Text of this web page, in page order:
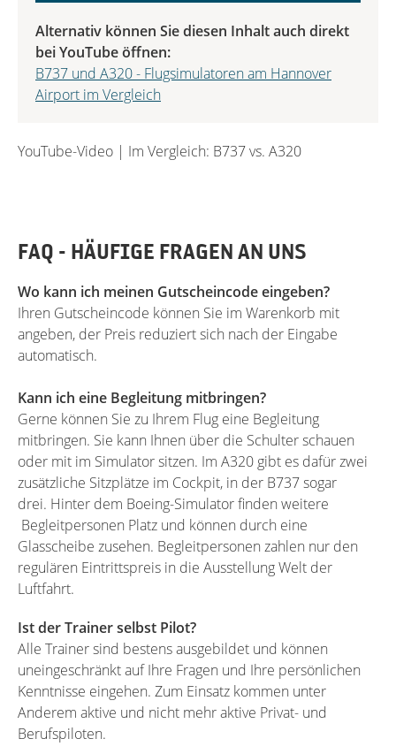
Alternativ können Sie diesen Inhalt auch direkt
bei YouTube öffnen:
B737 und A320 - Flugsimulatoren am Hannover
Airport im Vergleich
YouTube-Video | Im Vergleich: B737 vs. A320
FAQ - HÄUFIGE FRAGEN AN UNS
Wo kann ich meinen Gutscheincode eingeben?
Ihren Gutscheincode können Sie im Warenkorb mit
angeben, der Preis reduziert sich nach der Eingabe
automatisch.
Kann ich eine Begleitung mitbringen?
Gerne können Sie zu Ihrem Flug eine Begleitung
mitbringen. Sie kann Ihnen über die Schulter schauen
oder mit im Simulator sitzen. Im A320 gibt es dafür zwei
zusätzliche Sitzplätze im Cockpit, in der B737 sogar
drei. Hinter dem Boeing-Simulator finden weitere
Begleitpersonen Platz und können durch eine
Glasscheibe zusehen. Begleitpersonen zahlen nur den
regulären Eintrittspreis in die Ausstellung Welt der
Luftfahrt.
Ist der Trainer selbst Pilot?
Alle Trainer sind bestens ausgebildet und können
uneingeschränkt auf Ihre Fragen und Ihre persönlichen
Kenntnisse eingehen. Zum Einsatz kommen unter
Anderem aktive und nicht mehr aktive Privat- und
Berufspiloten.